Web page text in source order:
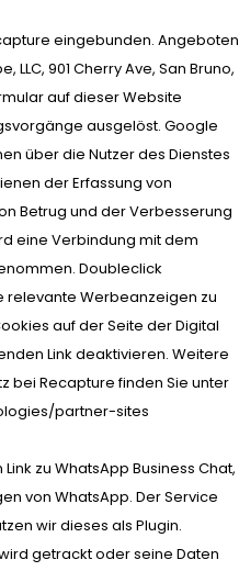
eingebunden. Angeboten
LLC, 901 Cherry Ave, San Bruno,
auf dieser Website
ausgelöst. Google
über die Nutzer des Dienstes
der Erfassung von
Betrug und der Verbesserung
eine Verbindung mit dem
Doubleclick
relevante Werbeanzeigen zu
auf der Seite der Digital
Link deaktivieren. Weitere
bei Recapture finden Sie unter
partner-sites
zu WhatsApp Business Chat,
von WhatsApp. Der Service
wir dieses als Plugin.
getrackt oder seine Daten